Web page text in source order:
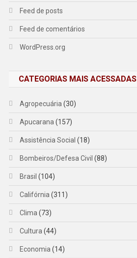
Feed de posts
Feed de comentários
WordPress.org
CATEGORIAS MAIS ACESSADAS
Agropecuária (30)
Apucarana (157)
Assistência Social (18)
Bombeiros/Defesa Civil (88)
Brasil (104)
Califórnia (311)
Clima (73)
Cultura (44)
Economia (14)